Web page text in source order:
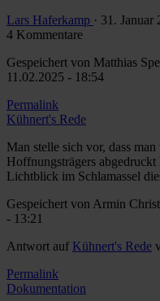
Lars Haferkamp · 31. Januar
4 Kommentare
Gespeichert von Matthias
11.02.2025 - 18:54
Permalink
Kühnert's Rede
Man stelle sich vor, dass
Hoffnungsträgers
Lichtblick im Schlamassel
Gespeichert von Armin
- 13:21
Antwort auf Kühnert's Rede
Permalink
Dokumentation